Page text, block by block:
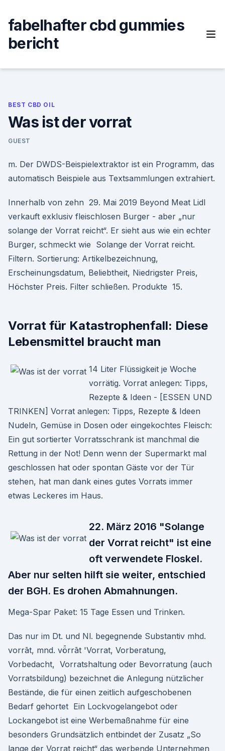
content
fabelhafter cbd gummies
bericht
BEST CBD OIL
Was ist der vorrat
GUEST
m. Der DWDS-Beispielextraktor ist ein Programm, das
automatisch Beispiele aus Textsammlungen extrahiert.
Innerhalb von zehn 29. Mai 2019 Beyond Meat Lidl
verkauft exklusiv fleischlosen Burger - aber „nur
solange der Vorrat reicht“. Er sieht aus wie ein echter
Burger, schmeckt wie Solange der Vorrat reicht.
Filtern. Sortierung: Artikelbezeichnung,
Erscheinungsdatum, Beliebtheit, Niedrigster Preis,
Höchster Preis. Filter schließen. Produkte 15.
Vorrat für Katastrophenfall: Diese
Lebensmittel braucht man
14 Liter Flüssigkeit je Woche
vorrätig. Vorrat anlegen: Tipps,
Rezepte & Ideen - [ESSEN UND
TRINKEN] Vorrat anlegen: Tipps, Rezepte & Ideen
Nudeln, Gemüse in Dosen oder eingekochtes Fleisch:
Ein gut sortierter Vorratsschrank ist manchmal die
Rettung in der Not! Denn wenn der Supermarkt mal
geschlossen hat oder spontan Gäste vor der Tür
stehen, hat man dank eines gutes Vorrats immer
etwas Leckeres im Haus.
22. März 2016 "Solange
der Vorrat reicht" ist eine
oft verwendete Floskel.
Aber nur selten hilft sie weiter, entschied
der BGH. Es drohen Abmahnungen.
Mega-Spar Paket: 15 Tage Essen und Trinken.
Das nur im Dt. und Nl. begegnende Substantiv mhd.
vorrāt, mnd. vȫrrāt 'Vorrat, Vorberatung,
Vorbedacht, Vorratshaltung oder Bevorratung (auch
Vorratsbildung) bezeichnet die Anlegung nützlicher
Bestände, die für einen zeitlich aufgeschobenen
Bedarf gehortet Ein Lockvogelangebot oder
Lockangebot ist eine Werbemaßnahme für eine
besonders Grundsätzlich entbindet der Zusatz „So
lange der Vorrat reicht“ das werbende Unternehmen